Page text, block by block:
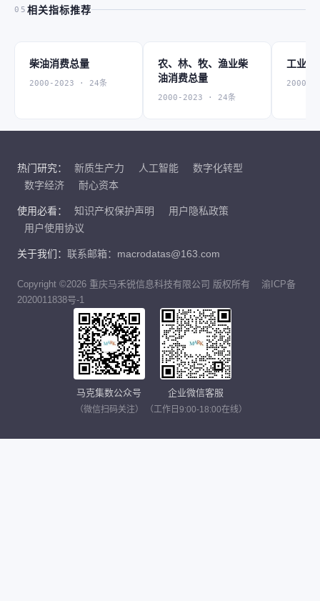
05 相关指标推荐
柴油消费总量
2000-2023 · 24条
农、林、牧、渔业柴
油消费总量
2000-2023 · 24条
工业柴
2000-
热门研究： 新质生产力 人工智能
数字化转型
数字经济
耐心资本
使用必看： 知识产权保护声明
用户隐私政策
用户使用协议
关于我们： 联系邮箱：macrodatas@163.com
Copyright ©2026 重庆马禾锐信息科技有限公司 版权所有
渝ICP备
2020011838号-1
马克集数公众号
（微信扫码关注）
企业微信客服
（工作日9:00-18:00在线）